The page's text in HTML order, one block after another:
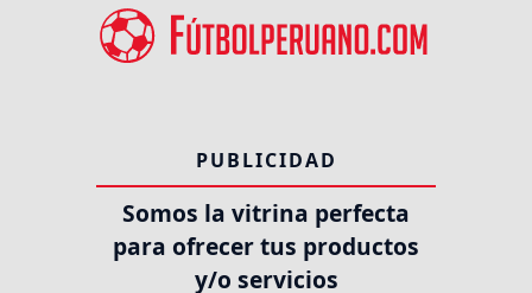
PUBLICIDAD
Somos la vitrina perfecta
para ofrecer tus productos
y/o servicios